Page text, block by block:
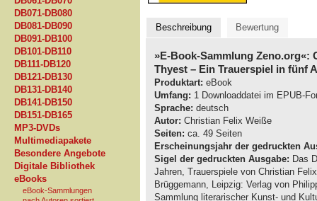
DB071-DB080
DB081-DB090
DB091-DB100
DB101-DB110
DB111-DB120
DB121-DB130
DB131-DB140
DB141-DB150
DB151-DB165
MP3-DVDs
Multimediapakete
Besondere Angebote
Digitale Bibliothek
eBooks
eBook-Sammlungen
Beschreibung Bewertung
»E-Book-Sammlung Zeno.org«:
Thyest – Ein Trauerspiel in fünf
Produktart: eBook
Umfang: 1 Downloaddatei im EPUB-
Sprache: deutsch
Autor: Christian Felix Weiße
Seiten: ca. 49 Seiten
Erscheinungsjahr der gedruckten
Sigel der gedruckten Ausgabe: Das
Jahren, Trauerspiele von Christian
Brüggemann, Leipzig: Verlag von
Sammlung literarischer Kunst- und